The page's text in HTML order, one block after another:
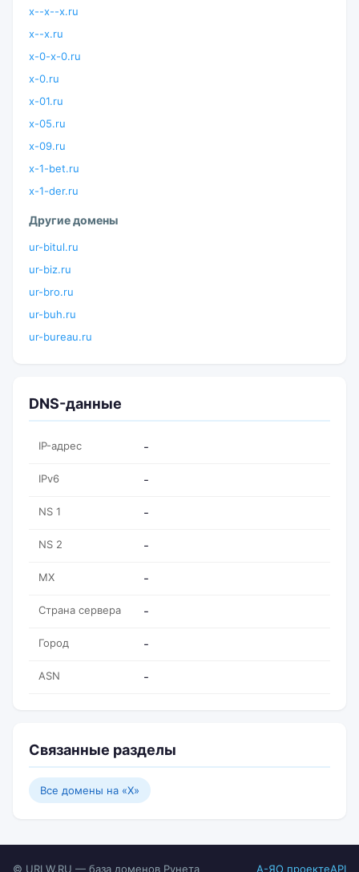
x--x--x.ru
x--x.ru
x-0-x-0.ru
x-0.ru
x-01.ru
x-05.ru
x-09.ru
x-1-bet.ru
x-1-der.ru
Другие домены
ur-bitul.ru
ur-biz.ru
ur-bro.ru
ur-buh.ru
ur-bureau.ru
DNS-данные
IP-адрес -
IPv6 -
NS 1 -
NS 2 -
MX -
Страна сервера -
Город -
ASN -
Связанные разделы
Все домены на «X»
© URLW.RU — база доменов Рунета А-ЯО проектеAPI